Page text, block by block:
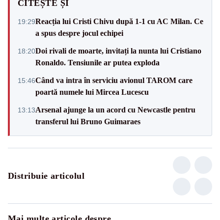
CITEȘTE ȘI
19:29Reacția lui Cristi Chivu după 1-1 cu AC Milan. Ce
a spus despre jocul echipei
18:20Doi rivali de moarte, invitați la nunta lui Cristiano
Ronaldo. Tensiunile ar putea exploda
15:46Când va intra în serviciu avionul TAROM care
poartă numele lui Mircea Lucescu
13:13Arsenal ajunge la un acord cu Newcastle pentru
transferul lui Bruno Guimaraes
Distribuie articolul